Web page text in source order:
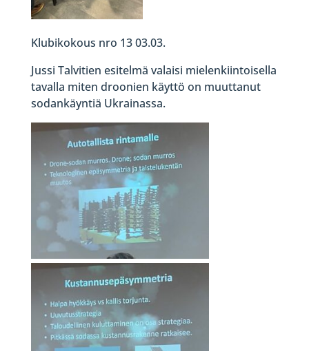
Klubikokous nro 13 03.03.
Jussi Talvitien esitelmä valaisi mielenkiintoisella
tavalla miten droonien käyttö on muuttanut
sodankäyntiä Ukrainassa.